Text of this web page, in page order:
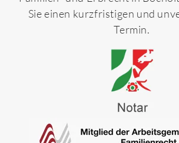
Sie einen kurzfristigen und
Termin.